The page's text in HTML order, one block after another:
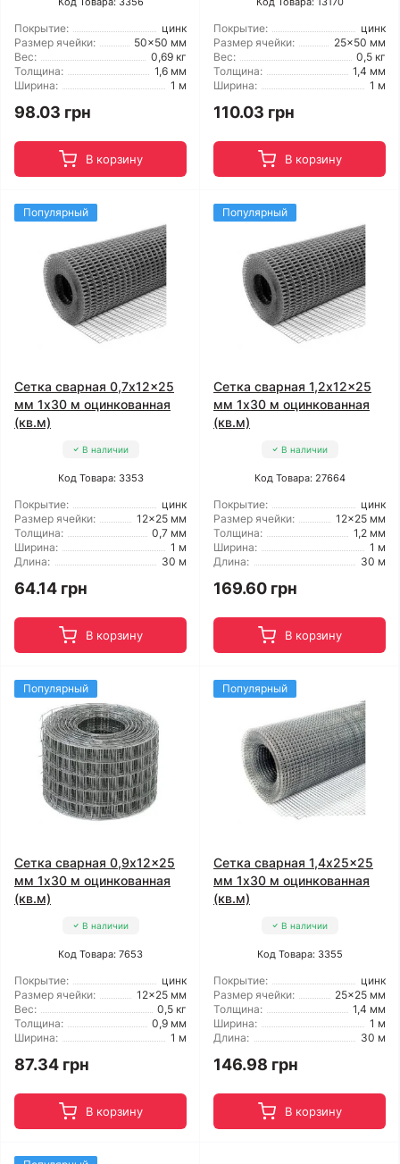
Покрытие:
цинк
Размер ячейки:
50x50 мм
Вес:
0,69 кг
Толщина:
1,6 мм
Ширина:
1 м
98.03 грн
В корзину
Покрытие:
цинк
Размер ячейки:
25x50 мм
Вес:
0,5 кг
Толщина:
1,4 мм
Ширина:
1 м
110.03 грн
В корзину
Популярный
Сетка сварная 0,7x12x25
мм 1x30 м оцинкованная
(кв.м)
В наличии
Код Товара: 3353
Покрытие:
цинк
Размер ячейки:
12x25 мм
Толщина:
0,7 мм
Ширина:
1 м
Длина:
30 м
64.14 грн
В корзину
Популярный
Сетка сварная 1,2x12x25
мм 1x30 м оцинкованная
(кв.м)
В наличии
Код Товара: 27664
Покрытие:
цинк
Размер ячейки:
12x25 мм
Толщина:
1,2 мм
Ширина:
1 м
Длина:
30 м
169.60 грн
В корзину
Популярный
Сетка сварная 0,9x12x25
мм 1x30 м оцинкованная
(кв.м)
В наличии
Код Товара: 7653
Покрытие:
цинк
Размер ячейки:
12x25 мм
Вес:
0,5 кг
Толщина:
0,9 мм
Ширина:
1 м
87.34 грн
В корзину
Популярный
Сетка сварная 1,4x25x25
мм 1x30 м оцинкованная
(кв.м)
В наличии
Код Товара: 3355
Покрытие:
цинк
Размер ячейки:
25x25 мм
Толщина:
1,4 мм
Ширина:
1 м
Длина:
30 м
146.98 грн
В корзину